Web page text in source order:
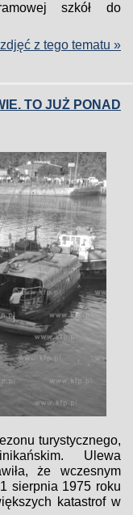
szkół do
z tego tematu »
TO JUŻ PONAD
turystycznego,
Ulewa
że wczesnym
sierpnia 1975 roku
katastrof w